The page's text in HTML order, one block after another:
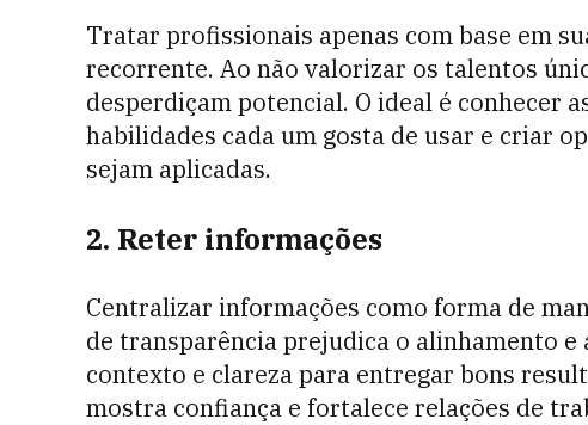
Tratar profissionais apenas com base em
recorrente. Ao não valorizar os talentos
desperdiçam potencial. O ideal é conhecer
habilidades cada um gosta de usar e criar
sejam aplicadas.
2. Reter informações
Centralizar informações como forma de
de transparência prejudica o alinhamento
contexto e clareza para entregar bons
mostra confiança e fortalece relações de